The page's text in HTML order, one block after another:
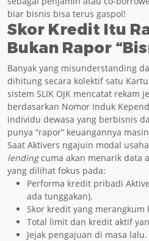
biar bisnis bisa terus gaspol!
Skor Kredit Itu
Bukan Rapor
Banyak yang misunderstanding
dihitung secara kolektif satu Kartu
sistem SLIK OJK mencatat rekam
berdasarkan Nomor Induk
individu dewasa yang berbisnis
punya “rapor” keuangannya
Saat Aktivers ngajuin modal
lendingcuma akan menarik data
yang dilihat fokus pada:
Performa kredit pribadi
ada tunggakan).
Skor kredit yang merangkum
Total limit dan kredit aktif
Jejak pengajuan di masa lalu.